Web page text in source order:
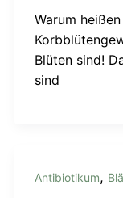
Warum
Blüten sind!
sind
Antibiotikum,